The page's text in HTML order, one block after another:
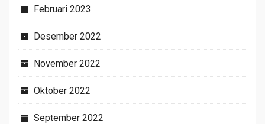
Februari 2023
Desember 2022
November 2022
Oktober 2022
September 2022